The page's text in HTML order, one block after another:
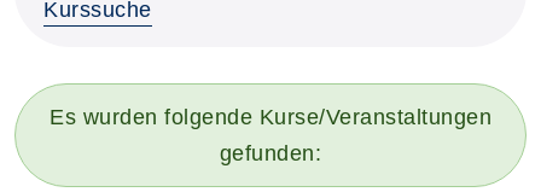
Kurssuche
Es wurden folgende Kurse/Veranstaltungen
gefunden: